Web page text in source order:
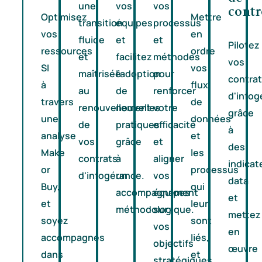
Optimisez
vos
ressources
SI
à
travers
une
analyse
Make
or
Buy,
et
soyez
accompagnés
dans
une
transition
fluide
et
maîtrisée
au
renouvellement
de
vos
contrats
d'infogérance.
vos
équipes
et
facilitez
l’adoption
de
nouvelles
pratiques
grâce
à
un
accompagnement
méthodologique.
vos
processus
et
méthodes
pour
renforcer
votre
efficacité
et
aligner
vos
équipes
sur
vos
objectifs
Mettre
en
ordre
vos
flux
de
données
et
les
processus
qui
leur
sont
liés,
et
Pilotez
vos
grâce
à
des
data
et
mettez
en
œuvre